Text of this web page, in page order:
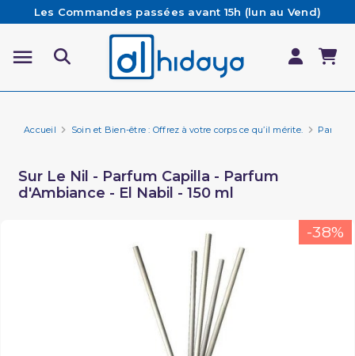
Les Commandes passées avant 15h (lun au Vend)
sont préparées et expédiées le jour même
Besoin d'aide ? Retrouvez notre FAQ
Livraison offerte à partir de 65€ d'achat*
Accueil Soin et Bien-être : Offrez à votre corps ce qu’il mérite. Parfum
Sur Le Nil - Parfum Capilla - Parfum
d'Ambiance - El Nabil - 150 ml
-38%